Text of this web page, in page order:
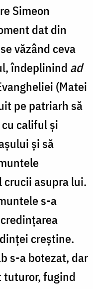
Simeon
dat din
văzând ceva
îndeplinind ad
(Matei
pe patriarh să
califul și
și să
asupra lui.
s-a
creștine.
s-a botezat, dar
tuturor, fugind